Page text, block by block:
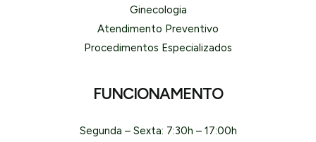
Ginecologia
Atendimento Preventivo
Procedimentos Especializados
FUNCIONAMENTO
Segunda – Sexta: 7:30h – 17:00h